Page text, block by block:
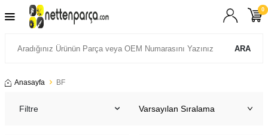
ARA
0
Anasayfa BF
Filtre